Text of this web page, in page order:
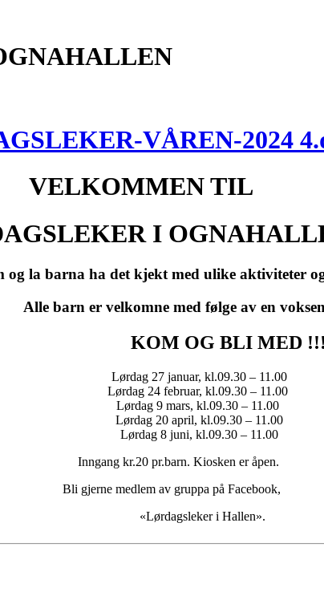
VÅREN-2024
VELKOMMEN TIL
I
la barna ha det kjekt med ulike aktiviteter
er velkomne med følge av en
OG BLI MED !!!
Lørdag 27 januar, kl.09.30 – 11.00
Lørdag 24 februar, kl.09.30 – 11.00
Lørdag 9 mars, kl.09.30 – 11.00
Lørdag 20 april, kl.09.30 – 11.00
Lørdag 8 juni, kl.09.30 – 11.00
Inngang kr.20 pr.barn. Kiosken er åpen.
Bli gjerne medlem av gruppa på Facebook,
«Lørdagsleker i Hallen».